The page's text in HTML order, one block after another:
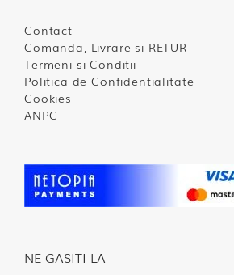
Contact
Comanda, Livrare si RETUR
Termeni si Conditii
Politica de Confidentialitate
Cookies
ANPC
NE GASITI LA